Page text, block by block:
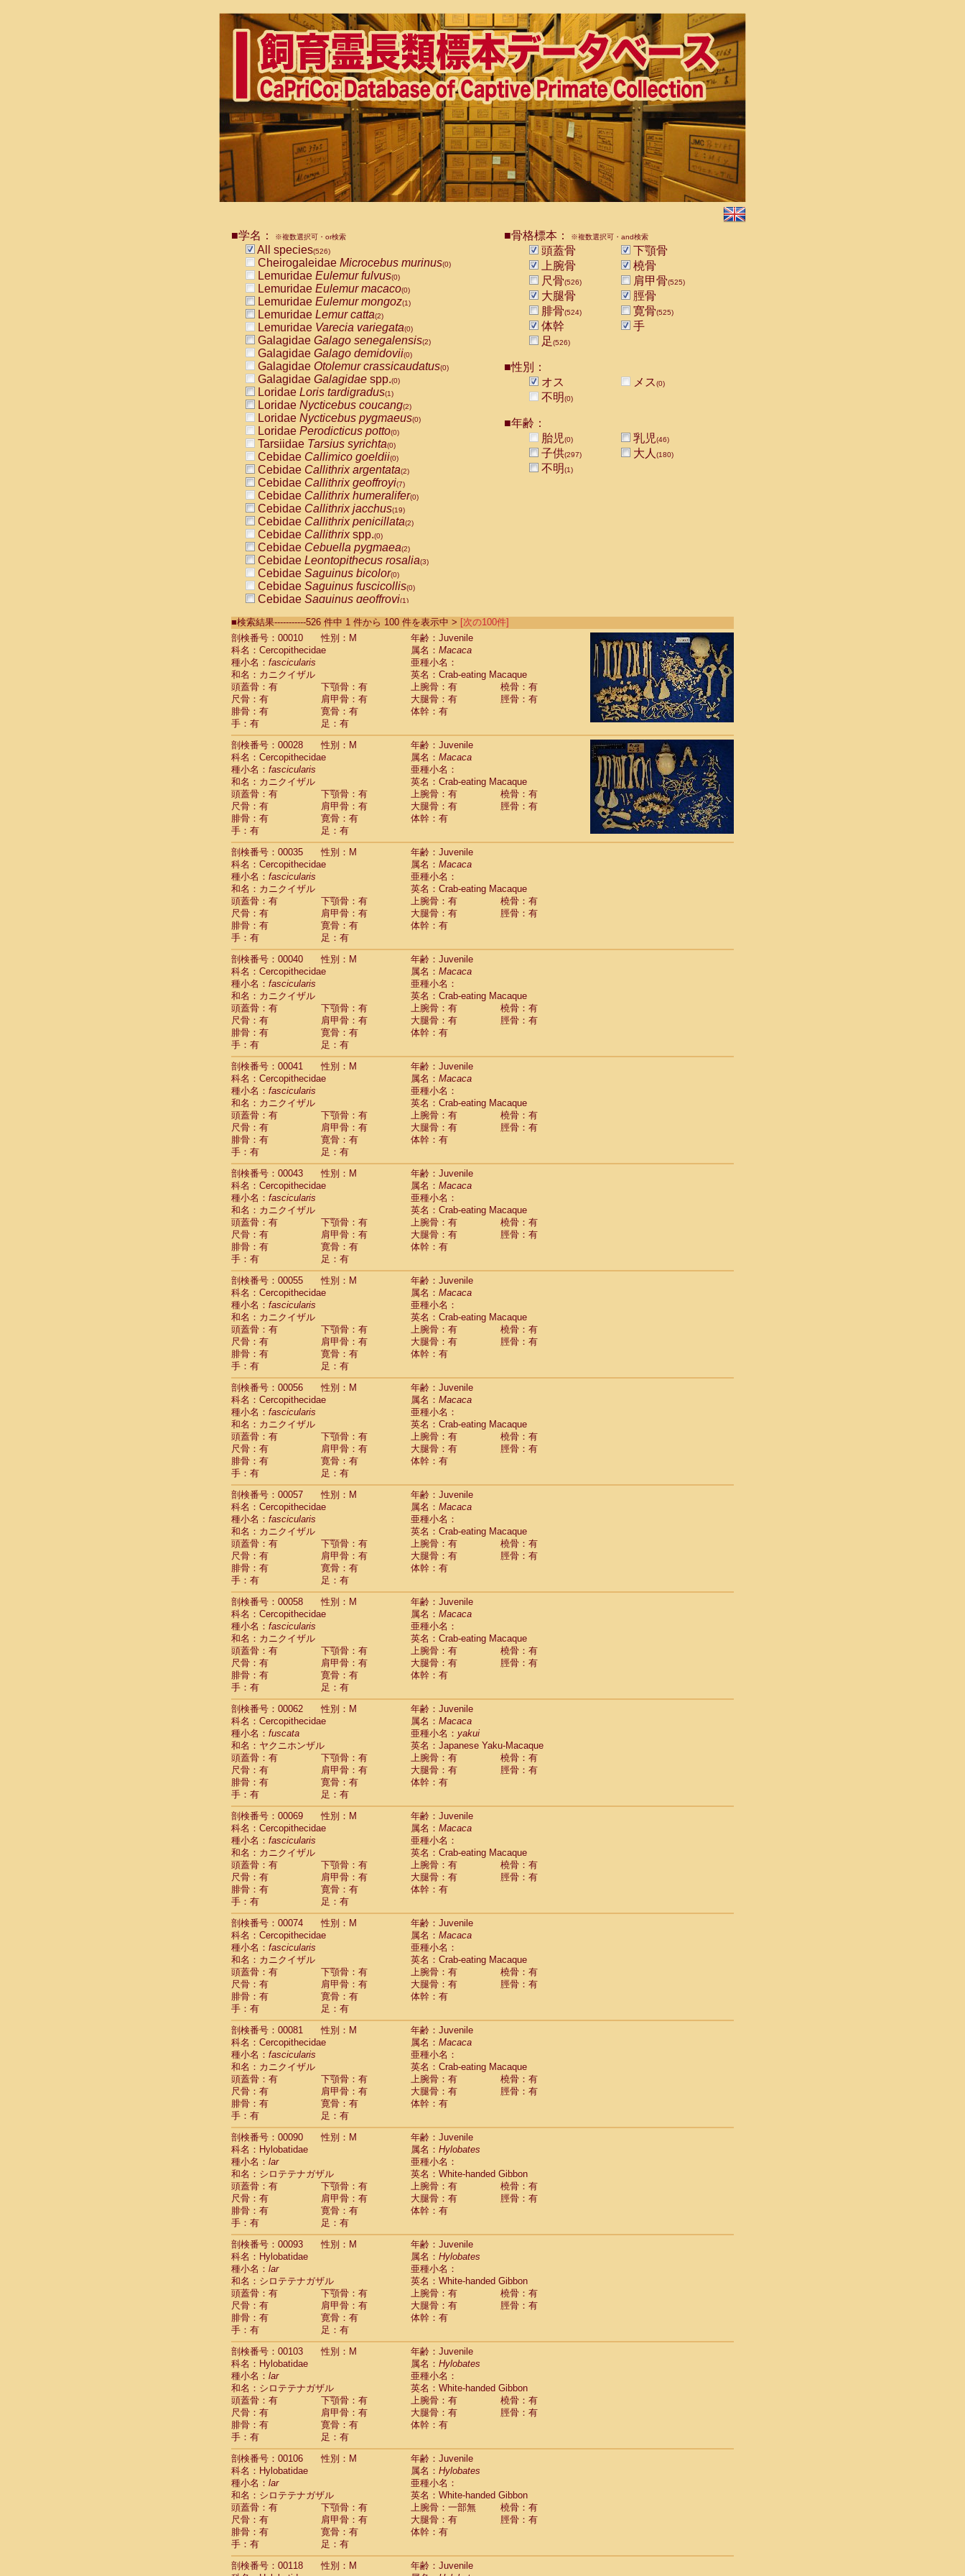
■学名： ※複数選択可・or検索
All species(526)
Cheirogaleidae Microcebus murinus(0)
Lemuridae Eulemur fulvus(0)
Lemuridae Eulemur macaco(0)
Lemuridae Eulemur mongoz(1)
Lemuridae Lemur catta(2)
Lemuridae Varecia variegata(0)
Galagidae Galago senegalensis(2)
Galagidae Galago demidovii(0)
Galagidae Otolemur crassicaudatus(0)
Galagidae Galagidae spp.(0)
Loridae Loris tardigradus(1)
Loridae Nycticebus coucang(2)
Loridae Nycticebus pygmaeus(0)
Loridae Perodicticus potto(0)
Tarsiidae Tarsius syrichta(0)
Cebidae Callimico goeldii(0)
Cebidae Callithrix argentata(2)
Cebidae Callithrix geoffroyi(7)
Cebidae Callithrix humeralifer(0)
Cebidae Callithrix jacchus(19)
Cebidae Callithrix penicillata(2)
Cebidae Callithrixspp.(0)
Cebidae Cebuella pygmaea(2)
Cebidae Leontopithecus rosalia(3)
Cebidae Saguinus bicolor(0)
Cebidae Saguinus fuscicollis(0)
Cebidae Saguinus geoffroyi(1)
CebidaeSaguinus labiatus(0)
Cebidae Saguinus leucopus (4)
CebidaeSaguinus midas
CebidaeSaguinus mystax
CebidaeSaguinus nigricollis (12)
Cebidae Saguinus oedipus
Cebidae Saguinus weddelli
Cebidae Saguinusspp.
Cebidae Aotus trivirgatus
Cebidae Cebus albifrons
CebidaeCebus apella
CebidaeCebus capucinus
CebidaeCebus nigrivittatus
Cebidae Cebusspp.(0)
Cebidae Saimiri boliviensis
Cebidae Saimiri sciureus
Atelidae Alouatta caraya
AtelidaeAlouatta fusca
AtelidaeAlouatta seniculus
AtelidaeAlouatta
AtelidaeAteles belzebuth
Atelidae Ateles geoffroyi
Atelidae Ateles paniscus
Atelidae Atelesspp.
Atelidae Lagothrix lagothricha
AtelidaeLagothrix lagothricha cana(0)
Pitheciidae Cacajao calvus rubicundus(1)
PitheciidaeCallicebus cupreus(0)
Pitheciidae Callicebus donacophilus(0)
Pitheciidae Callicebus moloch(0)
Pitheciidae Callicebus torquatus(0)
Pitheciidae Callicebus
Pitheciidae Chiropotes satanas
Pitheciidae Pithecia monachus
Pitheciidae Pithecia pithecia (0)
Cercopithecidae Cercocebus agilis (0)
Cercopithecidae Cercocebus galeritus chrysogaster
Cercopithecidae Cercocebus torquatus atys(0)
CercopithecidaeCercocebus torquatus lunulatus(0)
CercopithecidaeCercocebus torquatus torquatus(0)
CercopithecidaeCercocebus hybrid(0)
CercopithecidaeCercocebus
CercopithecidaeLophocebus albigena
Cercopithecidae (0)
Cercopithecidae Papio cynocephalus (4)
Cercopithecidae Papio hamadryas(0)
CercopithecidaePapio papio
CercopithecidaePapio
CercopithecidaeMandrillus leucophaeus
CercopithecidaeMandrillus sphinx
CercopithecidaeTheropithecus gelada(1)
CercopithecidaeMacaca arctoides(1)
Cercopithecidae Macaca assamensis
Cercopithecidae Macaca brunnescens(0)
CercopithecidaeMacaca cyclopis (6)
CercopithecidaeMacaca fascicularis (135)
CercopithecidaeMacaca fuscaca fuscata
CercopithecidaeMacaca fuscata yakui
CercopithecidaeMacaca fuscatahybrid(0)
CercopithecidaeMacaca maura(1)
Cercopithecidae Macaca mulatta(45)
Cercopithecidae Macaca nemestrina(3)
Cercopithecidae Macaca nigra(1)
CercopithecidaeMacaca radiata(7)
CercopithecidaeMacaca silenus(0)
CercopithecidaeMacaca sinica (0)
CercopithecidaeMacaca sylvanus
CercopithecidaeMacaca thibetana (0)
Cercopithecidae Macaca tonkeana (0)
Cercopithecidae hybrid(1)
Cercopithecidae (0)
CercopithecidaeAllenopithecus nigroviridis
CercopithecidaeCercopithecus ascanius
CercopithecidaeCercopithecus ascanius schmidti
CercopithecidaeCercopithecus cephus
CercopithecidaeCercopithecus diana
CercopithecidaeCercopithecus hamlyni
Cercopithecidae Cercopithecus lhoesti
Cercopithecidae Cercopithecus mitis(0)
CercopithecidaeCercopithecus mitis doggetti
CercopithecidaeCercopithecus mitis albogularis(0)
CercopithecidaeCercopithecus mona
CercopithecidaeCercopithecus neglectus
CercopithecidaeCercopithecus nigroviridis(0)
CercopithecidaeCercopithecus petaurista buettikoferi
Cercopithecidae Cercopithecusspp.(0)
Cercopithecidae Chlorocebus aethiops (1)
CercopithecidaeChlorocebus pygerythrus cynosuros (0)
CercopithecidaeErythrocebus patas (14)
CercopithecidaeMiopithecus talapoin
CercopithecidaeCercopithecinae spp.
CercopithecidaeColobus angolensis
CercopithecidaeColobus guereza (0)
Cercopithecidae Colobus polykomos(0)
Cercopithecidae Piliocolobus badius(0)
Cercopithecidae Kasi senex vetulus(0)
CercopithecidaeKasi senex
CercopithecidaeNasalis larvatus(0)
CercopithecidaePresbytes melalophos
CercopithecidaePygathrix nemaeus
CercopithecidaeSemnopithecus entellus(6)
Cercopithecidae Trachypithecus cristatus(0)
Cercopithecidae Trachypithecus francoisi
Cercopithecidae Trachypithecus obscurus(1)
CercopithecidaeTrachypithecus pileatus
CercopithecidaeColobinae spp.(0)
CercopithecidaePresbytesinaespp.(0)
CercopithecidaeCercopithecidae
HylobatidaeHoolock hoolock(0)
HylobatidaeHylobates agilis
HylobatidaeHylobates klossii (0)
Hylobatidae
HylobatidaeHylobates moloch(0)
Hylobatidae Hylobates muelleri(0)
HylobatidaeHylobates pileatus(2)
Hylobatidae Hylobates
HylobatidaeHylobateshybrid(0)
HylobatidaeNomascus concolor(0)
Hylobatidae Symphalangus syndactylus(0)
Hominidae (0)
HominidaePan troglodytes
Hominidae Gorilla gorilla beringei(0)
Hominidae Gorilla gorilla gorilla(0)
Primates misc.(0)
Scandentia Dendrogale melanura
Scandentia Ptilocercus lowii
Scandentia
Scandentia
ScandentiaTupaia minor
■骨格標本： ※複数選択可・and検索
頭蓋骨
下顎骨
上腕骨
橈骨
尺骨(526) 肩甲骨(525)
大腿骨
脛骨
腓骨(524) 寛骨(525)
体幹
手
足(526)
■性別：
オス
メス(0)
不明(0)
■年齢：
胎児(0) 乳児(46)
子供(297) 大人 (180)
不明(1)
■検索結果-----------526 件中 1 件から 100 件を表示中 > [次の100件]
剖検番号：00010
性別：M
年齢：Juvenile
科名：Cercopithecidae
属名： Macaca
種小名： fascicularis
亜種小名：
和名：カニクイザル
英名：Crab-eating Macaque
頭蓋骨：有
下顎骨：有 上腕骨：有
橈骨：有
尺骨：有
肩甲骨：有 大腿骨：有
脛骨：有
腓骨：有
寛骨：有
体幹：有
手：有
足：有
剖検番号：00028
性別：M
年齢：Juvenile
科名：Cercopithecidae
属名： Macaca
種小名： fascicularis
亜種小名：
和名：カニクイザル
英名：Crab-eating Macaque
頭蓋骨：有
下顎骨：有 上腕骨：有
橈骨：有
尺骨：有
肩甲骨：有 大腿骨：有
脛骨：有
腓骨：有
寛骨：有
体幹：有
手：有
足：有
剖検番号：00035
性別：M
年齢：Juvenile
科名：Cercopithecidae
属名： Macaca
種小名： fascicularis
亜種小名：
和名：カニクイザル
英名：Crab-eating Macaque
頭蓋骨：有
下顎骨：有 上腕骨：有
橈骨：有
尺骨：有
肩甲骨：有 大腿骨：有
脛骨：有
腓骨：有
寛骨：有
体幹：有
手：有
足：有
剖検番号：00040
性別：M
年齢：Juvenile
科名：Cercopithecidae
属名： Macaca
種小名： fascicularis
亜種小名：
和名：カニクイザル
英名：Crab-eating Macaque
頭蓋骨：有
下顎骨：有 上腕骨：有
橈骨：有
尺骨：有
肩甲骨：有 大腿骨：有
脛骨：有
腓骨：有
寛骨：有
体幹：有
手：有
足：有
剖検番号：00041
性別：M
年齢：Juvenile
科名：Cercopithecidae
属名： Macaca
種小名： fascicularis
亜種小名：
和名：カニクイザル
英名：Crab-eating Macaque
頭蓋骨：有
下顎骨：有 上腕骨：有
橈骨：有
尺骨：有
肩甲骨：有 大腿骨：有
脛骨：有
腓骨：有
寛骨：有
体幹：有
手：有
足：有
剖検番号：00043
性別：M
年齢：Juvenile
科名：Cercopithecidae
属名： Macaca
種小名： fascicularis
亜種小名：
和名：カニクイザル
英名：Crab-eating Macaque
頭蓋骨：有
下顎骨：有 上腕骨：有
橈骨：有
尺骨：有
肩甲骨：有 大腿骨：有
脛骨：有
腓骨：有
寛骨：有
体幹：有
手：有
足：有
剖検番号：00055
性別：M
年齢：Juvenile
科名：Cercopithecidae
属名： Macaca
種小名： fascicularis
亜種小名：
和名：カニクイザル
英名：Crab-eating Macaque
頭蓋骨：有
下顎骨：有 上腕骨：有
橈骨：有
尺骨：有
肩甲骨：有 大腿骨：有
脛骨：有
腓骨：有
寛骨：有
体幹：有
手：有
足：有
剖検番号：00056
性別：M
年齢：Juvenile
科名：Cercopithecidae
属名： Macaca
種小名： fascicularis
亜種小名：
和名：カニクイザル
英名：Crab-eating Macaque
頭蓋骨：有
下顎骨：有 上腕骨：有
橈骨：有
尺骨：有
肩甲骨：有 大腿骨：有
脛骨：有
腓骨：有
寛骨：有
体幹：有
手：有
足：有
剖検番号：00057
性別：M
年齢：Juvenile
科名：Cercopithecidae
属名： Macaca
種小名： fascicularis
亜種小名：
和名：カニクイザル
英名：Crab-eating Macaque
頭蓋骨：有
下顎骨：有 上腕骨：有
橈骨：有
尺骨：有
肩甲骨：有 大腿骨：有
脛骨：有
腓骨：有
寛骨：有
体幹：有
手：有
足：有
剖検番号：00058
性別：M
年齢：Juvenile
科名：Cercopithecidae
属名： Macaca
種小名： fascicularis
亜種小名：
和名：カニクイザル
英名：Crab-eating Macaque
頭蓋骨：有
下顎骨：有 上腕骨：有
橈骨：有
尺骨：有
肩甲骨：有 大腿骨：有
脛骨：有
腓骨：有
寛骨：有
体幹：有
手：有
足：有
剖検番号：00062
性別：M
年齢：Juvenile
科名：Cercopithecidae
属名： Macaca
種小名： fuscata 亜種小名： yakui
和名：ヤクニホンザル
英名：Japanese Yaku-Macaque
頭蓋骨：有
下顎骨：有 上腕骨：有
橈骨：有
尺骨：有
肩甲骨：有 大腿骨：有
脛骨：有
腓骨：有
寛骨：有
体幹：有
手：有
足：有
剖検番号：00069
性別：M
年齢：Juvenile
科名：Cercopithecidae
属名： Macaca
種小名： fascicularis
亜種小名：
和名：カニクイザル
英名：Crab-eating Macaque
頭蓋骨：有
下顎骨：有 上腕骨：有
橈骨：有
尺骨：有
肩甲骨：有 大腿骨：有
脛骨：有
腓骨：有
寛骨：有
体幹：有
手：有
足：有
剖検番号：00074
性別：M
年齢：Juvenile
科名：Cercopithecidae
属名： Macaca
種小名： fascicularis
亜種小名：
和名：カニクイザル
英名：Crab-eating Macaque
頭蓋骨：有
下顎骨：有 上腕骨：有
橈骨：有
尺骨：有
肩甲骨：有 大腿骨：有
脛骨：有
腓骨：有
寛骨：有
体幹：有
手：有
足：有
剖検番号：00081
性別：M
年齢：Juvenile
科名：Cercopithecidae
属名： Macaca
種小名： fascicularis
亜種小名：
和名：カニクイザル
英名：Crab-eating Macaque
頭蓋骨：有
下顎骨：有 上腕骨：有
橈骨：有
尺骨：有
肩甲骨：有 大腿骨：有
脛骨：有
腓骨：有
寛骨：有
体幹：有
手：有
足：有
剖検番号：00090
性別：M
年齢：Juvenile
科名：Hylobatidae
属名： Hylobates
種小名： lar
亜種小名：
和名：シロテテナガザル
英名：White-handed Gibbon
頭蓋骨：有
下顎骨：有 上腕骨：有
橈骨：有
尺骨：有
肩甲骨：有 大腿骨：有
脛骨：有
腓骨：有
寛骨：有
体幹：有
手：有
足：有
剖検番号：00093
性別：M
年齢：Juvenile
科名：Hylobatidae
属名： Hylobates
種小名： lar
亜種小名：
和名：シロテテナガザル
英名：White-handed Gibbon
頭蓋骨：有
下顎骨：有 上腕骨：有
橈骨：有
尺骨：有
肩甲骨：有 大腿骨：有
脛骨：有
腓骨：有
寛骨：有
体幹：有
手：有
足：有
剖検番号：00103
性別：M
年齢：Juvenile
科名：Hylobatidae
属名： Hylobates
種小名： lar
亜種小名：
和名：シロテテナガザル
英名：White-handed Gibbon
頭蓋骨：有
下顎骨：有 上腕骨：有
橈骨：有
尺骨：有
肩甲骨：有 大腿骨：有
脛骨：有
腓骨：有
寛骨：有
体幹：有
手：有
足：有
剖検番号：00106
性別：M
年齢：Juvenile
科名：Hylobatidae
属名： Hylobates
種小名： lar
亜種小名：
和名：シロテテナガザル
英名：White-handed Gibbon
頭蓋骨：有
下顎骨：有 上腕骨：一部無
橈骨：有
尺骨：有
肩甲骨：有 大腿骨：有
脛骨：有
腓骨：有
寛骨：有
体幹：有
手：有
足：有
剖検番号：00118
性別：M
年齢：Juvenile